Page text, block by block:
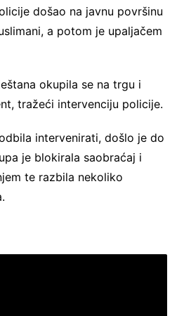
došao na javnu površinu
a potom je upaljačem
okupila se na trgu i
tražeći intervenciju policije.
intervenirati, došlo je do
je blokirala saobraćaj i
te razbila nekoliko